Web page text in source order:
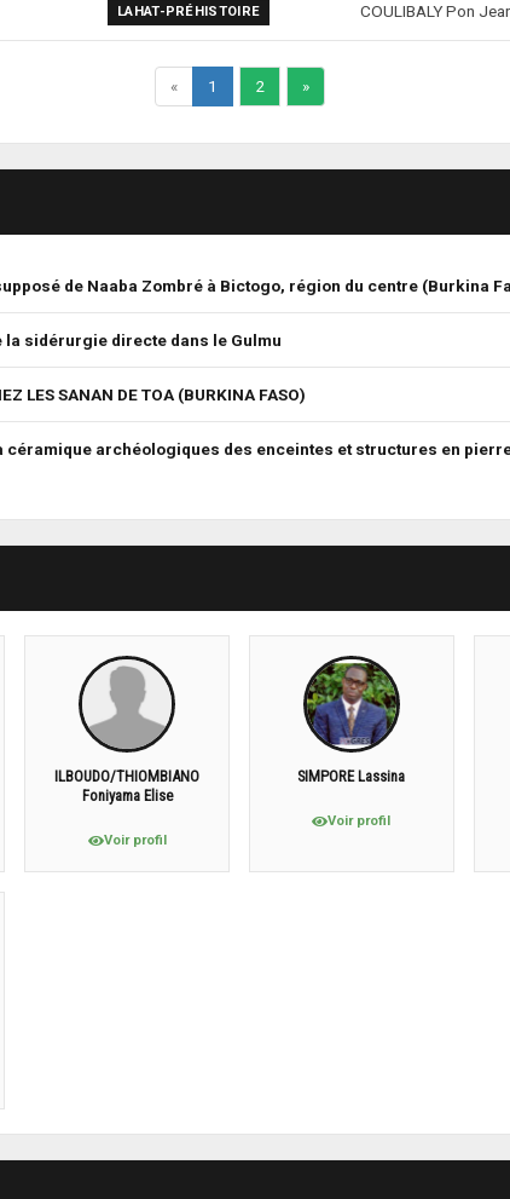
LAHAT-PRÉHISTOIRE COULIBALY Pon
« 1 2 »
de Naaba Zombré à Bictogo, région du centre (Burkina
sidérurgie directe dans le Gulmu
LES SANAN DE TOA (BURKINA FASO)
archéologiques des enceintes et structures en
ILBOUDO/THIOMBIANO
Foniyama Elise
Voir profil
SIMPORE Lassina
Voir profil